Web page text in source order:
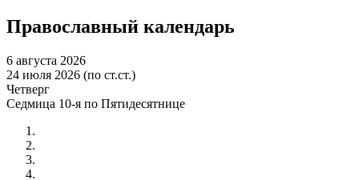
Православный календарь
6 августа 2026
24 июля 2026 (по ст.ст.)
Четверг
Седмица 10-я по Пятидесятнице